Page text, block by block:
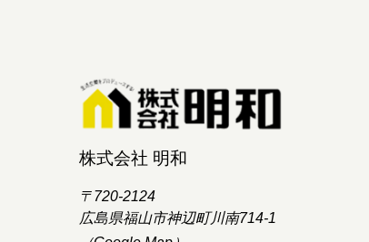
株式会社 明和
〒720-2124
広島県福山市神辺町川南714-1